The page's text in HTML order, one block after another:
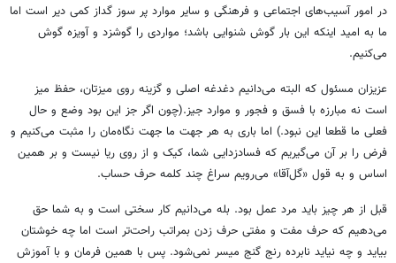
در امور آسیب‌های اجتماعی و فرهنگی و سایر موارد پر سوز گداز کمی دیر است اما
ما به امید اینکه این بار گوش‌ شنوایی باشد؛ مواردی را گوشزد و آویزه گوش‌
می‌کنیم.
عزیزان مسئول که البته می‌دانیم دغدغه اصلی و گزینه روی میزتان، حفظ میز
است نه مبارزه با فسق و فجور و موارد جیز.(چون اگر جز این بود وضع و حال
فعلی ما قطعا این نبود.) اما باری به هر جهت ما جهت نگاه‌مان را مثبت می‌کنیم و
فرض را بر آن می‌گیریم که فسادزدایی شما، کیک و از روی ریا نیست و بر همین
اساس و به قول «گل‌آقا» می‌رویم سراغ چند کلمه حرف حساب.
قبل از هر چیز باید مرد عمل بود. بله می‌دانیم کار سختی است و به شما حق
می‌دهیم که حرف مفت و مفتی حرف زدن بمراتب راحت‌تر است اما چه خوشتان
بیاید و چه نیاید نابرده رنج گنج میسر نمی‌شود. پس با همین فرمان و با آموزش